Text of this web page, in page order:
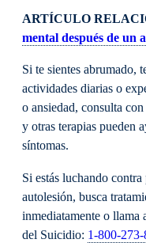
ARTÍCULO
mental después de un
Si te sientes abrumado,
actividades diarias o
o ansiedad, consulta
y otras terapias pueden
síntomas.
Si estás luchando
autolesión, busca
inmediatamente o
del Suicidio: 1-800-